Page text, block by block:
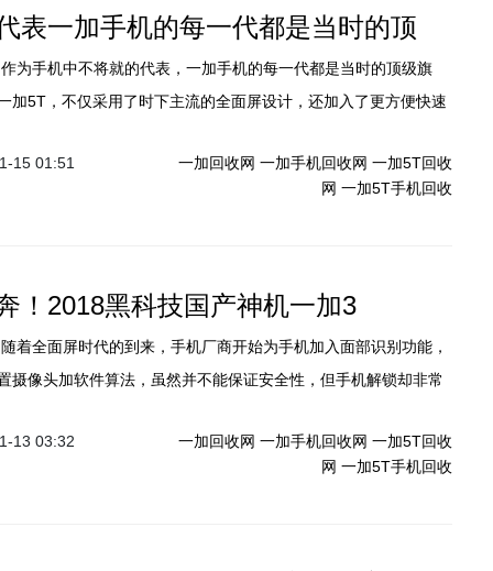
表一加手机的每一代都是当时的顶
加5T，不仅采用了时下主流的全面屏设计，还加入了更方便快速
3/3T也将通过更新，加入人脸识别功能。
15 01:51 一加回收网 一加手机回收网 一加5T回收
网 一加5T手机回收
！2018黑科技国产神机一加3
着全面屏时代的到来，手机厂商开始为手机加入面部识别功能，
摄像头加软件算法，虽然并不能保证安全性，但手机解锁却非常
13 03:32 一加回收网 一加手机回收网 一加5T回收
网 一加5T手机回收